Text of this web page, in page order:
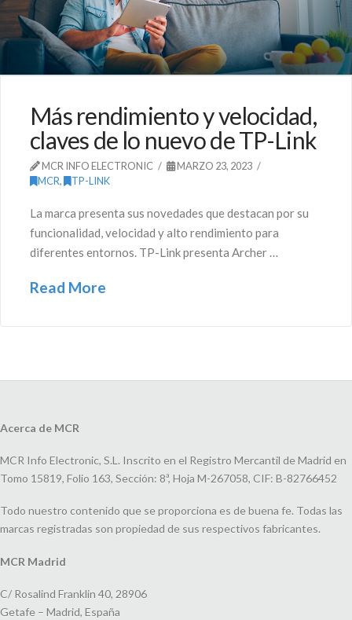
Más rendimiento y velocidad,
claves de lo nuevo de TP-Link
MCR INFO ELECTRONIC
MARZO 23, 2023
MCR, TP-LINK
La marca presenta sus novedades que destacan por su
funcionalidad, velocidad y alto rendimiento para
diferentes entornos. TP-Link presenta Archer …
Read More
Acerca de MCR
MCR Info Electronic, S.L. Inscrito en el Registro Mercantil de Madrid en
Tomo 15819, Folio 163, Sección: 8ª, Hoja M-267058, CIF: B-82766452
Todo nuestro contenido que se proporciona es de buena fe. Todas las
marcas registradas son propiedad de sus respectivos fabricantes.
MCR Madrid
C/ Rosalind Franklin 40, 28906
Getafe – Madrid, España